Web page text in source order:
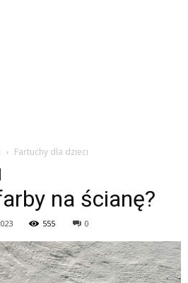
Fartuchy dla dzieci
na ścianę?
555 0